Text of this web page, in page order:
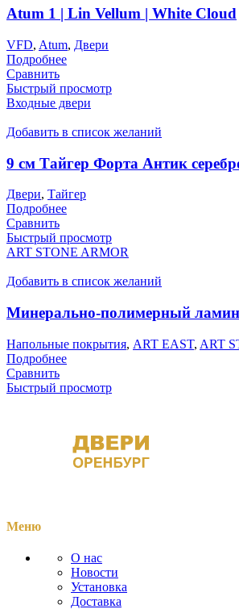
Atum 1 | Lin Vellum | White Cloud
VFD, Atum, Двери
Подробнее
Сравнить
Быстрый просмотр
Входные двери
Добавить в список желаний
9 см Тайгер Форта Антик
Двери, Тайгер
Подробнее
Сравнить
Быстрый просмотр
ART STONE ARMOR
Добавить в список желаний
Минерально-полимерный
Напольные покрытия, ART EAST, ART
Подробнее
Сравнить
Быстрый просмотр
Меню
О нас
Новости
Установка
Доставка